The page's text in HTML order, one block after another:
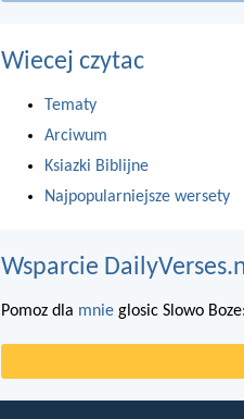
Wiecej czytac
Tematy
Arciwum
Ksiazki Biblijne
Najpopularniejsze wersety
Wsparcie
Pomoz dla mnie glosic Slowo Boze: